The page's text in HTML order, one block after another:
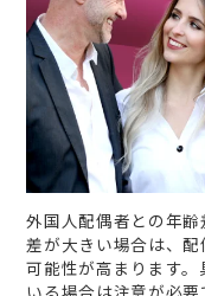
外国人配偶者との年
差が大きい場合は、
可能性が高まります
いる場合は注意が必